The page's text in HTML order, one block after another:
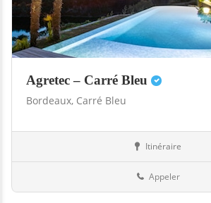
Agretec – Carré Bleu
Bordeaux, Carré Bleu
Itinéraire
Appeler